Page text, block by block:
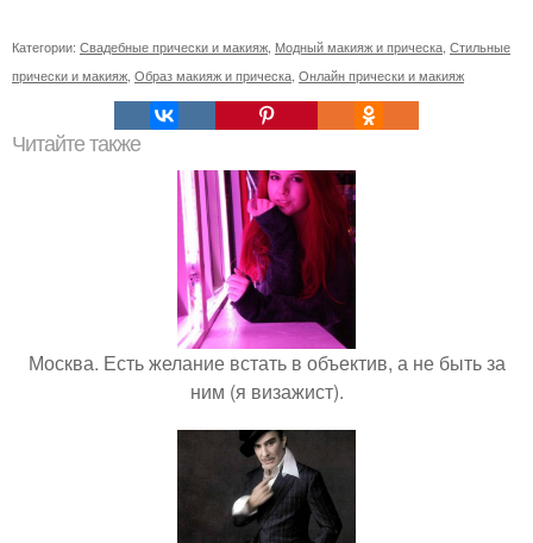
Категории: Свадебные прически и макияж Модный макияж и прическа Стильные
прически и макияж Образ макияж и прическа Онлайн прически и макияж
Читайте также
Москва. Есть желание встать в объектив, а не быть за
ним (я визажист).